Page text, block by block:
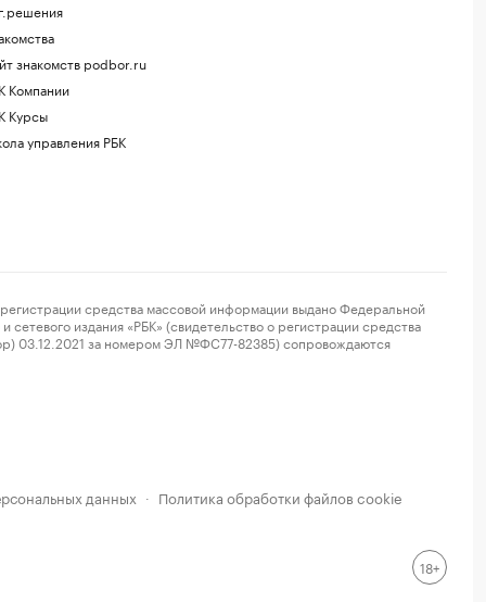
знакомств podbor.ru
Компании
Курсы
управления РБК
средства массовой информации выдано Федеральной
издания «РБК» (свидетельство о регистрации средства
03.12.2021 за номером ЭЛ №ФС77-82385) сопровождаются
данных · Политика обработки файлов cookie
18+